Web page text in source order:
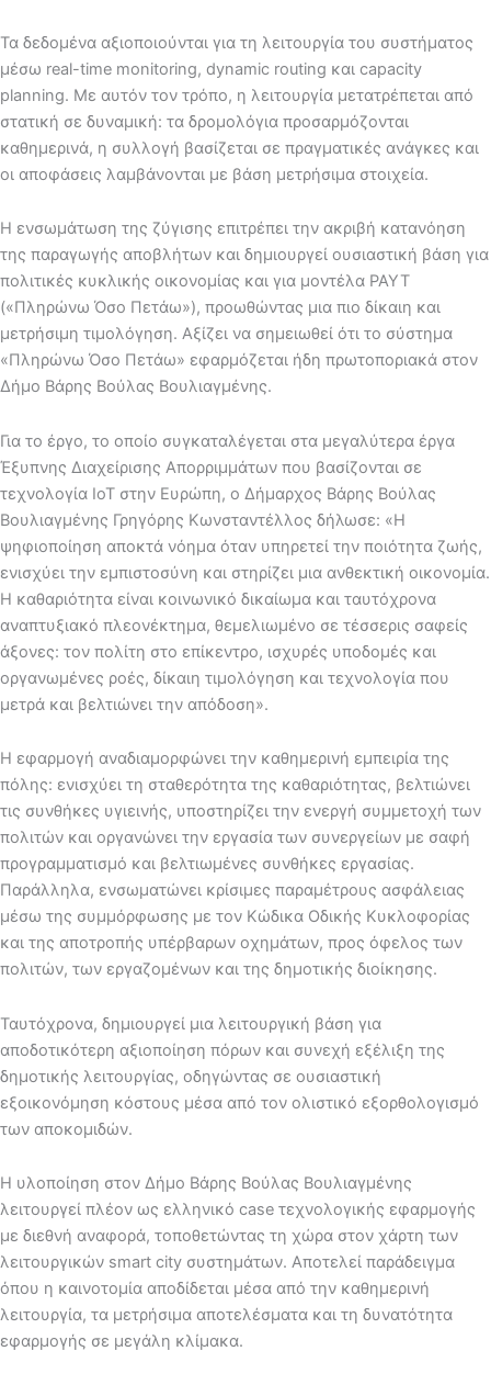
Τα δεδομένα αξιοποιούνται για τη λειτουργία του συστήματος
μέσω real-time monitoring, dynamic routing και capacity
planning. Με αυτόν τον τρόπο, η λειτουργία μετατρέπεται από
στατική σε δυναμική: τα δρομολόγια προσαρμόζονται
καθημερινά, η συλλογή βασίζεται σε πραγματικές ανάγκες και
οι αποφάσεις λαμβάνονται με βάση μετρήσιμα στοιχεία.
Η ενσωμάτωση της ζύγισης επιτρέπει την ακριβή κατανόηση
της παραγωγής αποβλήτων και δημιουργεί ουσιαστική βάση για
πολιτικές κυκλικής οικονομίας και για μοντέλα PAYT
(«Πληρώνω Όσο Πετάω»), προωθώντας μια πιο δίκαιη και
μετρήσιμη τιμολόγηση. Αξίζει να σημειωθεί ότι το σύστημα
«Πληρώνω Όσο Πετάω» εφαρμόζεται ήδη πρωτοποριακά στον
Δήμο Βάρης Βούλας Βουλιαγμένης.
Για το έργο, το οποίο συγκαταλέγεται στα μεγαλύτερα έργα
Έξυπνης Διαχείρισης Απορριμμάτων που βασίζονται σε
τεχνολογία IoT στην Ευρώπη, ο Δήμαρχος Βάρης Βούλας
Βουλιαγμένης Γρηγόρης Κωνσταντέλλος δήλωσε: «Η
ψηφιοποίηση αποκτά νόημα όταν υπηρετεί την ποιότητα ζωής,
ενισχύει την εμπιστοσύνη και στηρίζει μια ανθεκτική οικονομία.
Η καθαριότητα είναι κοινωνικό δικαίωμα και ταυτόχρονα
αναπτυξιακό πλεονέκτημα, θεμελιωμένο σε τέσσερις σαφείς
άξονες: τον πολίτη στο επίκεντρο, ισχυρές υποδομές και
οργανωμένες ροές, δίκαιη τιμολόγηση και τεχνολογία που
μετρά και βελτιώνει την απόδοση».
Η εφαρμογή αναδιαμορφώνει την καθημερινή εμπειρία της
πόλης: ενισχύει τη σταθερότητα της καθαριότητας, βελτιώνει
τις συνθήκες υγιεινής, υποστηρίζει την ενεργή συμμετοχή των
πολιτών και οργανώνει την εργασία των συνεργείων με σαφή
προγραμματισμό και βελτιωμένες συνθήκες εργασίας.
Παράλληλα, ενσωματώνει κρίσιμες παραμέτρους ασφάλειας
μέσω της συμμόρφωσης με τον Κώδικα Οδικής Κυκλοφορίας
και της αποτροπής υπέρβαρων οχημάτων, προς όφελος των
πολιτών, των εργαζομένων και της δημοτικής διοίκησης.
Ταυτόχρονα, δημιουργεί μια λειτουργική βάση για
αποδοτικότερη αξιοποίηση πόρων και συνεχή εξέλιξη της
δημοτικής λειτουργίας, οδηγώντας σε ουσιαστική
εξοικονόμηση κόστους μέσα από τον ολιστικό εξορθολογισμό
των αποκομιδών.
Η υλοποίηση στον Δήμο Βάρης Βούλας Βουλιαγμένης
λειτουργεί πλέον ως ελληνικό case τεχνολογικής εφαρμογής
με διεθνή αναφορά, τοποθετώντας τη χώρα στον χάρτη των
λειτουργικών smart city συστημάτων. Αποτελεί παράδειγμα
όπου η καινοτομία αποδίδεται μέσα από την καθημερινή
λειτουργία, τα μετρήσιμα αποτελέσματα και τη δυνατότητα
εφαρμογής σε μεγάλη κλίμακα.